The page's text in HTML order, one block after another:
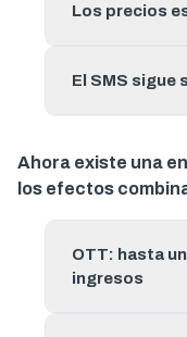
Los precios
El SMS sigue
Ahora existe una
los efectos
OTT: hasta
ingresos